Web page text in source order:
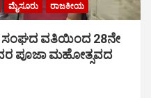
ಮೈಸೂರು ರಾಜಕೀಯ
ಸಂಘದ ವತಿಯಿಂದ 28ನೇ
ಪೂಜಾ ಮಹೋತ್ಸವದ